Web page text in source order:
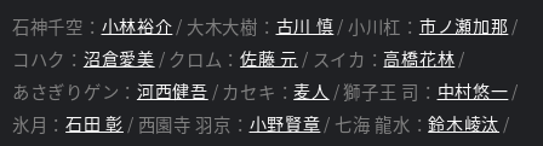
石神千空： 小林裕介 大木大樹： 古川 慎 小川杠： 市ノ瀬加那
コハク： 沼倉愛美 クロム：佐藤 元 スイカ： 高橋花林
あさぎりゲン： 河西健吾 カセキ：麦人 獅子王 司： 中村悠一
氷月：石田 彰 西園寺 羽京： 小野賢章 七海 龍水：鈴木崚汰